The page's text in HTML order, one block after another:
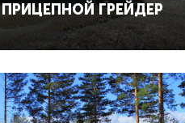
ПРИЦЕПНОЙ ГРЕЙДЕР